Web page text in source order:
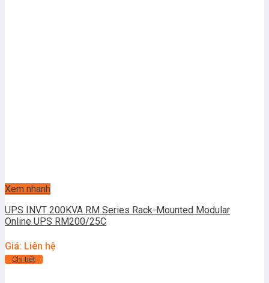
Xem nhanh
UPS INVT 200KVA RM Series Rack-Mounted Modular
Online UPS RM200/25C
Giá: Liên hệ
Chi tiết